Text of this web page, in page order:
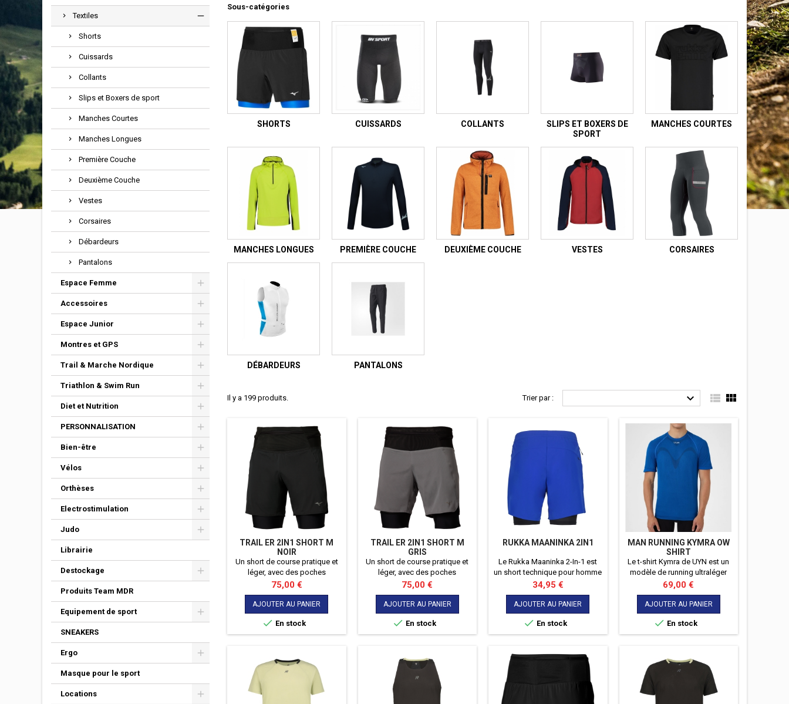
Textiles
Shorts
Cuissards
Collants
Slips et Boxers de sport
Manches Courtes
Manches Longues
Première Couche
Deuxième Couche
Vestes
Corsaires
Débardeurs
Pantalons
Espace Femme
Accessoires
Espace Junior
Montres et GPS
Trail & Marche Nordique
Triathlon & Swim Run
Diet et Nutrition
PERSONNALISATION
Bien-être
Vélos
Orthèses
Electrostimulation
Judo
Librairie
Destockage
Produits Team MDR
Equipement de sport
SNEAKERS
Ergo
Masque pour le sport
Locations
Sous-catégories
SHORTS CUISSARDS COLLANTS
SLIPS ET BOXERS DE
SPORT
MANCHES COURTES
MANCHES LONGUES PREMIÈRE COUCHE DEUXIÈME COUCHE VESTES CORSAIRES
DÉBARDEURS PANTALONS
Il y a 199 produits. Trier par :   
TRAIL ER 2IN1 SHORT M
NOIR
Un short de course pratique et
léger, avec des poches
sécurisées et des détails
réfléchissants pour une
visibilité accrue, conçu pour
offrir une liberté de mouvement
optimale et un ajustement
parfait.
Prix
75,00 €
AJOUTER AU PANIER
 En stock
TRAIL ER 2IN1 SHORT M
GRIS
Un short de course pratique et
léger, avec des poches
sécurisées et des détails
réfléchissants pour une
visibilité accrue, conçu pour
offrir une liberté de mouvement
optimale et un ajustement
parfait.
Prix
75,00 €
AJOUTER AU PANIER
 En stock
RUKKA MAANINKA 2IN1
Le Rukka Maaninka 2-In-1 est
un short technique pour homme
alliant performance, confort et
polyvalence, conçu pour les
activités sportives.
Prix
34,95 €
AJOUTER AU PANIER
 En stock
MAN RUNNING KYMRA OW
SHIRT
Le t-shirt Kymra de UYN est un
modèle de running ultraléger
conçu avec des fibres d’origine
biologique et des technologies
avancées pour offrir
respirabilité, liberté de
mouvement et confort optimal
sur les longues distances
Prix
69,00 €
AJOUTER AU PANIER
 En stock